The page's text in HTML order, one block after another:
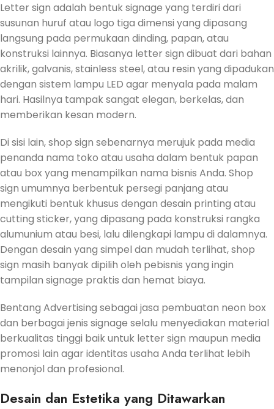
Letter sign adalah bentuk signage yang terdiri dari
susunan huruf atau logo tiga dimensi yang dipasang
langsung pada permukaan dinding, papan, atau
konstruksi lainnya. Biasanya letter sign dibuat dari bahan
akrilik, galvanis, stainless steel, atau resin yang dipadukan
dengan sistem lampu LED agar menyala pada malam
hari. Hasilnya tampak sangat elegan, berkelas, dan
memberikan kesan modern.
Di sisi lain, shop sign sebenarnya merujuk pada media
penanda nama toko atau usaha dalam bentuk papan
atau box yang menampilkan nama bisnis Anda. Shop
sign umumnya berbentuk persegi panjang atau
mengikuti bentuk khusus dengan desain printing atau
cutting sticker, yang dipasang pada konstruksi rangka
alumunium atau besi, lalu dilengkapi lampu di dalamnya.
Dengan desain yang simpel dan mudah terlihat, shop
sign masih banyak dipilih oleh pebisnis yang ingin
tampilan signage praktis dan hemat biaya.
Bentang Advertising sebagai jasa pembuatan neon box
dan berbagai jenis signage selalu menyediakan material
berkualitas tinggi baik untuk letter sign maupun media
promosi lain agar identitas usaha Anda terlihat lebih
menonjol dan profesional.
Desain dan Estetika yang Ditawarkan